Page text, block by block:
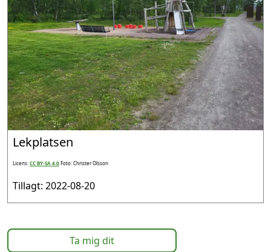
Lekplatsen
Licens:CC BY-SA 4.0Foto: Christer Olsson
Tillagt: 2022-08-20
Ta mig dit